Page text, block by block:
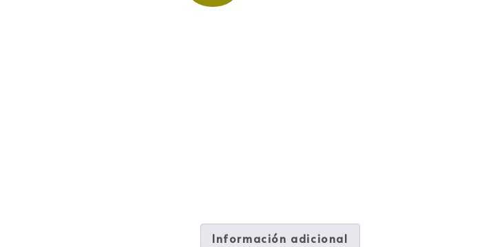
Información adicional